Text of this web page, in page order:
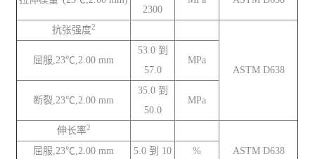
2300
抗张强度2
ASTM D638
屈服,23℃,2.00 mm
53.0 到
57.0
MPa
断裂,23℃,2.00 mm
35.0 到
50.0
MPa
伸长率2
ASTM D638
屈服,23℃,2.00 mm 5.0 到 10
%